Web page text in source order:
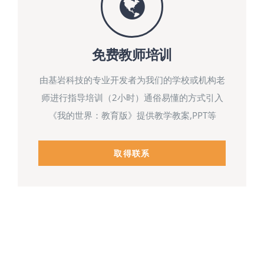
免费教师培训
由基岩科技的专业开发者为我们的学校或机构老
师进行指导培训（2小时）通俗易懂的方式引入
《我的世界：教育版》提供教学教案,PPT等
取得联系